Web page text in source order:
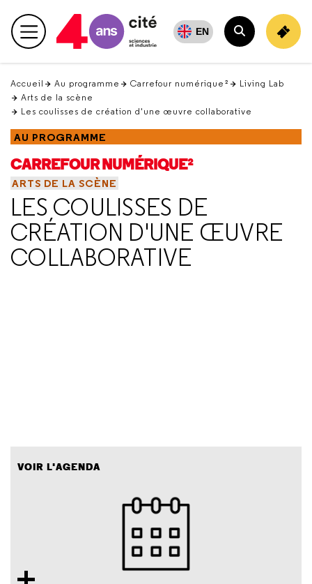
en
haut Menu principal EN
Rechercher
Accueil Au programme Carrefour numérique²
Living Lab
Arts de la scène
Les coulisses de création d'une œuvre collaborative
AU PROGRAMME
CARREFOUR NUMÉRIQUE²
ARTS DE LA SCÈNE
LES COULISSES DE
CRÉATION D'UNE ŒUVRE
COLLABORATIVE
VOIR L'AGENDA